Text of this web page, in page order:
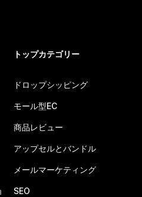
トップカテゴリー
ドロップシッピング
モール型EC
商品レビュー
アップセルとバンドル
メールマーケティング
SEO